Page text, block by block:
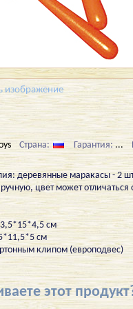
изображение
Страна: Гарантия: ...
деревянные маракасы -
цвет может отличаться
см
см
клипом (европодвес)
этот